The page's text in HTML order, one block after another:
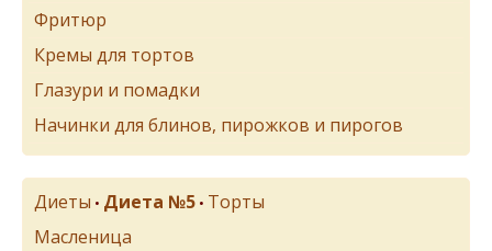
Фритюр
Кремы для тортов
Глазури и помадки
Начинки для блинов, пирожков и пирогов
Диеты • Диета №5 • Торты
Масленица